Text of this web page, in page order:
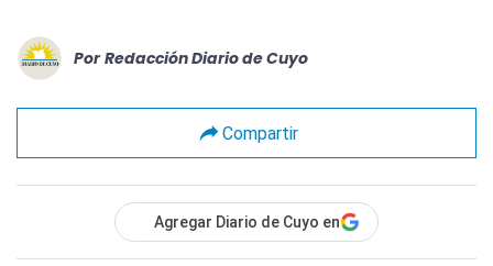
Por Redacción Diario de Cuyo
Compartir
Agregar Diario de Cuyo en